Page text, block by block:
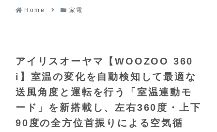
Home 家電
アイリスオーヤマ【WOOZOO 360
i】室温の変化を自動検知して最適な
送風角度と運転を行う「室温連動モ
ード」を新搭載し、左右360度・上下
90度の全方位首振りによる空気循